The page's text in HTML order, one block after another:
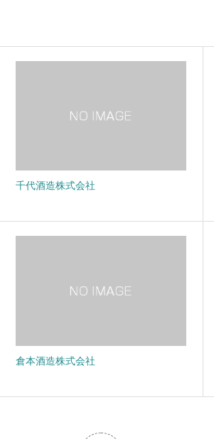
千代酒造株式会社
倉本酒造株式会社